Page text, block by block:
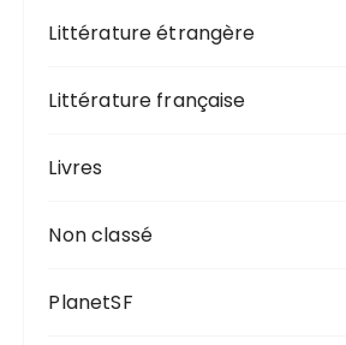
Littérature étrangère
Littérature française
Livres
Non classé
PlanetSF